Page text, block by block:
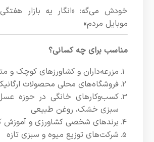
خودش می‌گه: «انگار یه بازار
موبایل مردم»
مناسب برای چه کسانی؟
مزرعه‌داران و کشاورزهای کوچک و
فروشگاه‌های محلی محصولات
کسب‌وکارهای خانگی در حوزه
سبزی خشک، روغن طبیعی
برندهای شخصی کشاورزی و آموزش
شرکت‌های توزیع میوه و سبزی تازه